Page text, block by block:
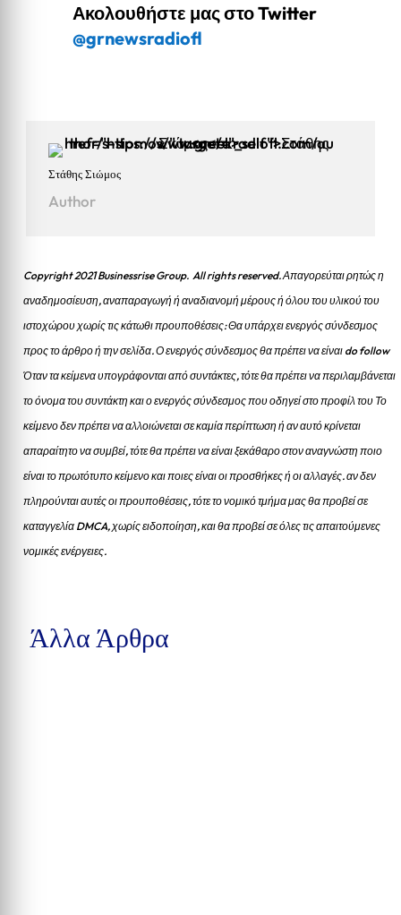
Ακολουθήστε μας στο Twitter
@grnewsradiofl
Στάθης Σιώμος
Author
Copyright 2021 Businessrise Group. All rights reserved. Απαγορεύται ρητώς η
αναδημοσίευση, αναπαραγωγή ή αναδιανομή μέρους ή όλου του υλικού του
ιστοχώρου χωρίς τις κάτωθι προυποθέσεις: Θα υπάρχει ενεργός σύνδεσμος
προς το άρθρο ή την σελίδα.Ο ενεργός σύνδεσμος θα πρέπει να είναι do follow
Όταν τα κείμενα υπογράφονται από συντάκτες, τότε θα πρέπει να περιλαμβάνεται
το όνομα του συντάκτη και ο ενεργός σύνδεσμος που οδηγεί στο προφίλ του Το
κείμενο δεν πρέπει να αλλοιώνεται σε καμία περίπτωση ή αν αυτό κρίνεται
απαραίτητο να συμβεί, τότε θα πρέπει να είναι ξεκάθαρο στον αναγνώστη ποιο
είναι το πρωτότυπο κείμενο και ποιες είναι οι προσθήκες ή οι αλλαγές. αν δεν
πληρούνται αυτές οι προυποθέσεις, τότε το νομικό τμήμα μας θα προβεί σε
καταγγελία DMCA, χωρίς ειδοποίηση, και θα προβεί σε όλες τις απαιτούμενες
νομικές ενέργειες.
Άλλα Άρθρα